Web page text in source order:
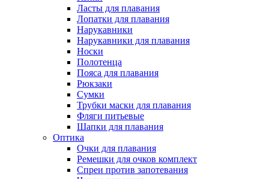
Ласты для плавания
Лопатки для плавания
Нарукавники
Нарукавники для плавания
Носки
Полотенца
Пояса для плавания
Рюкзаки
Сумки
Трубки маски для плавания
Фляги питьевые
Шапки для плавания
Оптика
Очки для плавания
Ремешки для очков комплект
Спреи против запотевания